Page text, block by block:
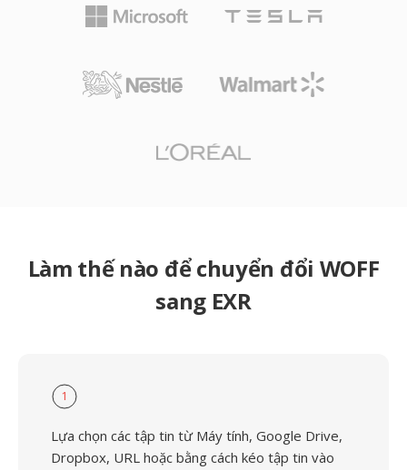
Làm thế nào để chuyển đổi WOFF
sang EXR
1
Lựa chọn các tập tin từ Máy tính, Google Drive,
Dropbox, URL hoặc bằng cách kéo tập tin vào